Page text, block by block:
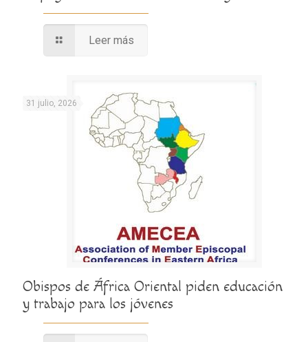
Leer más
31 julio, 2026
Obispos de África Oriental piden educación
y trabajo para los jóvenes